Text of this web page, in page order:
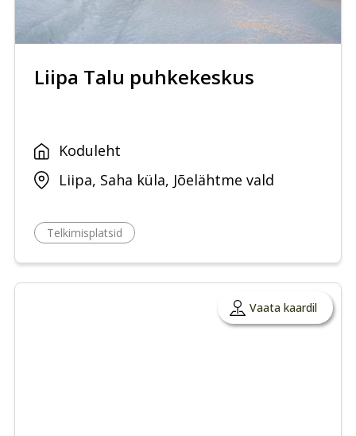
Liipa Talu puhkekeskus
Koduleht
Liipa, Saha küla, Jõelähtme vald
Telkimisplatsid
Vaata kaardil